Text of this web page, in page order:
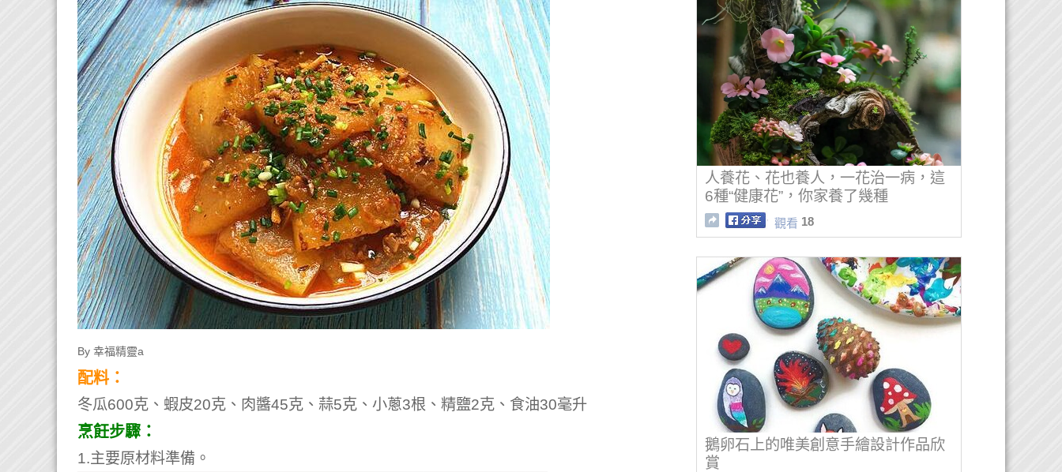
By 幸福精靈a
配料：
冬瓜600克、蝦皮20克、肉醬45克、蒜5克、小蔥3根、精鹽2克、食油30毫升
烹飪步驟：
1.主要原材料準備。
人養花、花也養人，一花治一病，這
6種“健康花”，你家養了幾種
觀看 18
鵝卵石上的唯美創意手繪設計作品欣
賞